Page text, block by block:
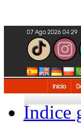
07 Ago 2026 04:29
Inicio
Índice